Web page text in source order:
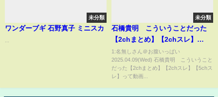
未分類
ワンダーブギ 石野真子 ミニスカ
未分類
石橋貴明 こういうことだった
【2chまとめ】【2chスレ】
【5chスレ】
1:名無しさん＠お腹いっぱい
2025.04.09(Wed) 石橋貴明 こういうこと
だった【2chまとめ】【2chスレ】【5chス
レ】って動画...